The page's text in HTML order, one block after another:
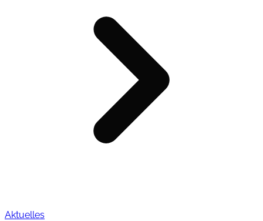
Aktuelles